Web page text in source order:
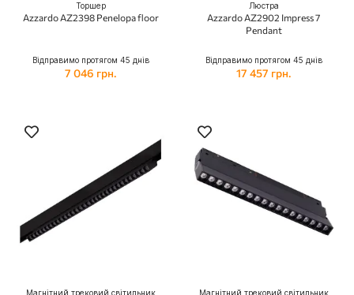
Торшер
Azzardo AZ2398 Penelopa floor
Відправимо протягом 45 днів
7 046 грн.
Люстра
Azzardo AZ2902 Impress 7
Pendant
Відправимо протягом 45 днів
17 457 грн.
Магнітний трековий світильник Магнітний трековий світильник